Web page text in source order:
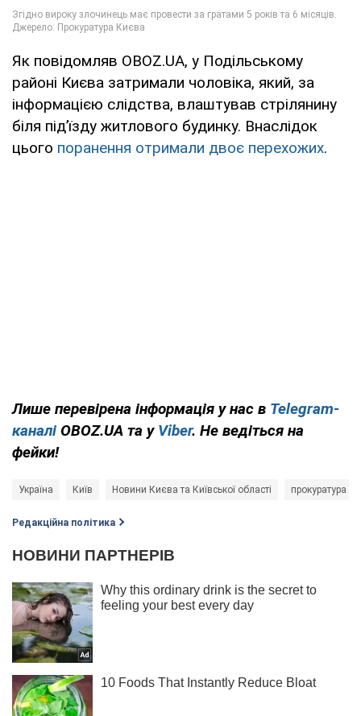
Як повідомляв OBOZ.UA, у Подільському
районі Києва затримали чоловіка, який, за
інформацією слідства, влаштував стрілянину
біля під’їзду житлового будинку. Внаслідок
цього поранення отримали двоє перехожих.
Лише перевірена інформація у нас в Telegram-
каналі OBOZ.UA та у Viber. Не ведіться на
фейки!
Україна Київ Новини Києва та Київської області прокуратура
Редакційна політика